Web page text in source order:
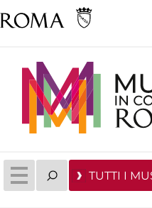
TUTTI I